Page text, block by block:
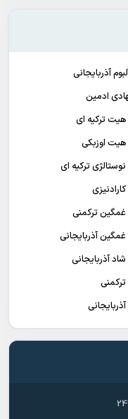
آذربایجانی
ادمین
ترکیه ای
اوزبکی
ترکیه ای
ترکمنی
آذربایجانی
آذربایجانی